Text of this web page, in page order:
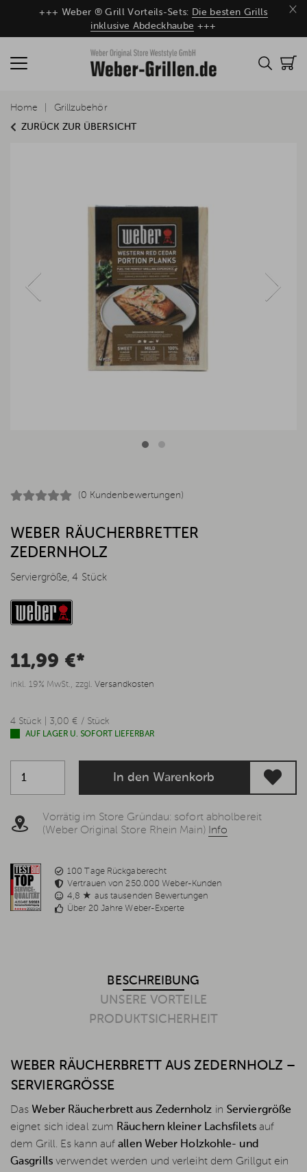
×
+++ Weber ® Grill Vorteils-Sets: Die besten Grills
inklusive Abdeckhaube +++
ZURÜCK ZUR ÜBERSICHT
Home Grillzubehör
(0 Kundenbewertungen)
WEBER RÄUCHERBRETTER
ZEDERNHOLZ
Serviergröße, 4 Stück
11,99 €*
inkl. 19% MwSt., zzgl.Versandkosten
4 Stück | 3,00 € / Stück
AUF LAGER U. SOFORT LIEFERBAR
In den Warenkorb
Vorrätig im Store Gründau: sofort abholbereit
(Weber Original Store Rhein Main) Info
100 Tage Rückgaberecht
Vertrauen von 250.000 Weber-Kunden
4,8 ★ aus tausenden Bewertungen
Über 20 Jahre Weber-Experte
BESCHREIBUNG
UNSERE VORTEILE
PRODUKTSICHERHEIT
WEBER RÄUCHERBRETT AUS ZEDERNHOLZ –
SERVIERGRÖSSE
Das Weber Räucherbrett aus Zedernholz in Serviergröße
eignet sich ideal zum Räuchern kleiner Lachsfiletsauf
dem Grill. Es kann aufallen Weber Holzkohle- und
Gasgrillsverwendet werden und verleiht dem Grillgut ein